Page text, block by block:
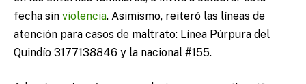
fecha sin violencia. Asimismo, reiteró las líneas de
atención para casos de maltrato: Línea Púrpura del
Quindío 3177138846 y la nacional #155.